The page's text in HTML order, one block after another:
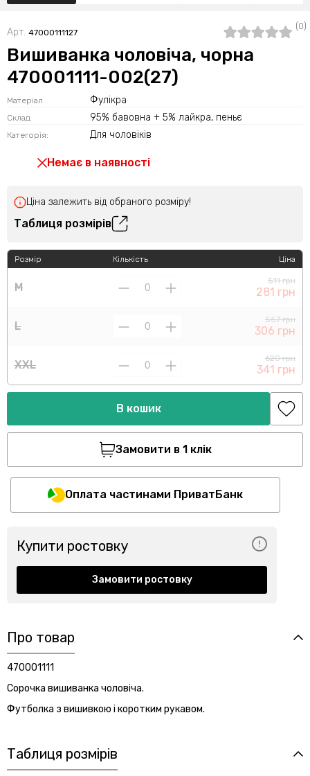
Арт. 47000111127
(0)
Вишиванка чоловіча, чорна
470001111-002(27)
Матеріал Фулікра
Склад 95% бавовна + 5% лайкра, пеньє
Категорія: Для чоловіків
Немає в наявності
Ціна залежить від обраного розміру!
Таблиця розмірів
Розмір
M
L
XXL
Кількість Ціна
511 грн
281 грн
557 грн
306 грн
620 грн
341 грн
В кошик
Замовити в 1 клік
Оплата частинами ПриватБанк
Купити ростовку
Замовити ростовку
Про товар
470001111
Сорочка вишиванка чоловіча.
Футболка з вишивкою і коротким рукавом.
Таблиця розмірів